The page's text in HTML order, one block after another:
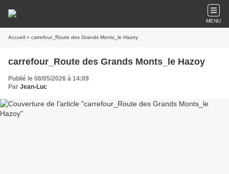
MENU
Accueil » carrefour_Route des Grands Monts_le Hazoy
carrefour_Route des Grands Monts_le Hazoy
Publié le 08/05/2026 à 14:09
Par Jean-Luc